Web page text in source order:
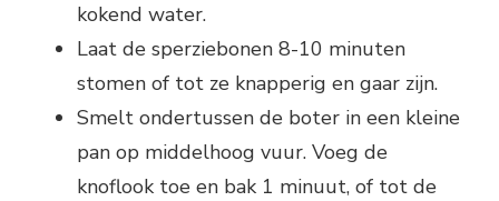
kokend water.
Laat de sperziebonen 8-10 minuten
stomen of tot ze knapperig en gaar zijn.
Smelt ondertussen de boter in een kleine
pan op middelhoog vuur. Voeg de
knoflook toe en bak 1 minuut, of tot de